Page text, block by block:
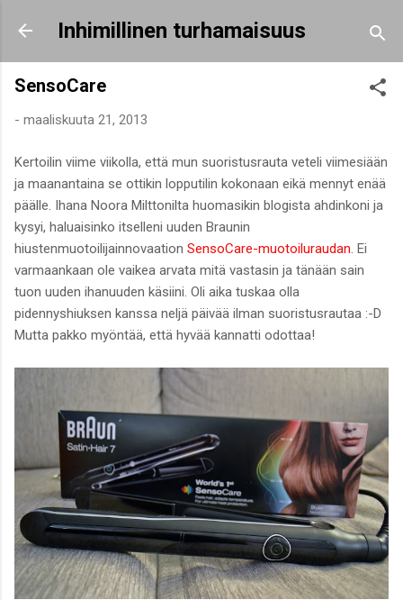
Siirry pääsisältöön
Inhimillinen turhamaisuus
SensoCare
- maaliskuuta 21, 2013
Kertoilin viime viikolla, että mun suoristusrauta veteli viimesiään
ja maanantaina se ottikin lopputilin kokonaan eikä mennyt enää
päälle. Ihana Noora Milttonilta huomasikin blogista ahdinkoni ja
kysyi, haluaisinko itselleni uuden Braunin
hiustenmuotoilijainnovaation SensoCare-muotoiluraudan . Ei
varmaankaan ole vaikea arvata mitä vastasin ja tänään sain
tuon uuden ihanuuden käsiini. Oli aika tuskaa olla
pidennyshiuksen kanssa neljä päivää ilman suoristusrautaa :-D
Mutta pakko myöntää, että hyvää kannatti odottaa!